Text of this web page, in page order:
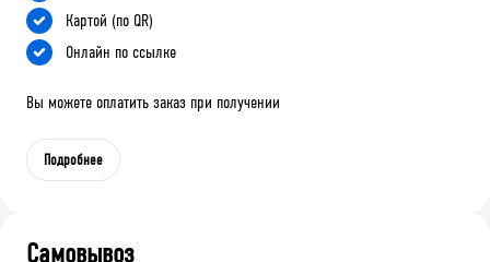
Картой (по QR)
Онлайн по ссылке
Вы можете оплатить заказ при получении
Подробнее
Самовывоз